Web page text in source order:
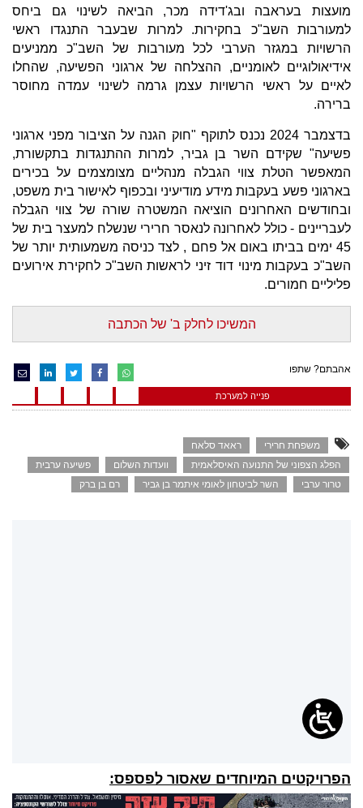
מועצות בעראבה ובג'דידה מכר, הביאה לשינוי גם ביחס
למעורבות השב"כ בחקירות. למרות שבעבר התנגדו ראשי
הרשויות במגזר הערבי לכל מעורבות של השב"כ ממניעים
אידיאולוגיים לאומניים, ההצלחה של ארגוני הפשיעה, שהחלו
לאיים על ראשי הרשויות עצמן גרמה לשינוי עמדה מחוסר
ברירה.
בדצמבר 2024 נכנס לתוקף "חוק הגנה על הציבור מפני ארגוני
פשיעה" שקידם השר בן גביר, למרות ההתנגדות בתקשורת,
המאפשר הטלת צווי הגבלה מנהליים מצומצמים על בכירים
בארגוני פשע בעקבות מידע מודיעיני ובכפוף לאישור בית משפט,
ובחודשים האחרונים הוציאה המשטרה שורה של צווי הגבלה
לעבריינים - כולל לאחרונה לנאסר חרירי שנשלח למעצר בית של
45 ימים בביתו באום אל פחם , לצד כניסה משמעותית יותר של
השב"כ בעקבות מינוי דוד זיני לראשות השב"כ לחקירת אירועים
פליליים חמורים.
המשיכו לחלק ב' של הכתבה
אהבתם? שתפו
פנייה למערכת
משפחת חרירי
ראאד סלאח
הפלג הצפוני של התנועה האיסלאמית
וועדות השלום
פשיעה ערבית
טרור ערבי
השר לביטחון לאומי איתמר בן גביר רם בן ברק
הפרויקטים המיוחדים שאסור לפספס: